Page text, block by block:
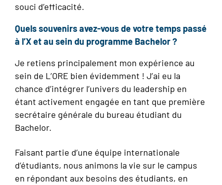
souci d’efficacité.
Quels souvenirs avez-vous de votre temps passé
à l’X et au sein du programme Bachelor ?
Je retiens principalement mon expérience au
sein de L’ORE bien évidemment ! J’ai eu la
chance d’intégrer l’univers du leadership en
étant activement engagée en tant que première
secrétaire générale du bureau étudiant du
Bachelor.
Faisant partie d’une équipe internationale
d’étudiants, nous animons la vie sur le campus
en répondant aux besoins des étudiants, en